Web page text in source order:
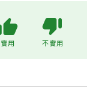
實用 不實用